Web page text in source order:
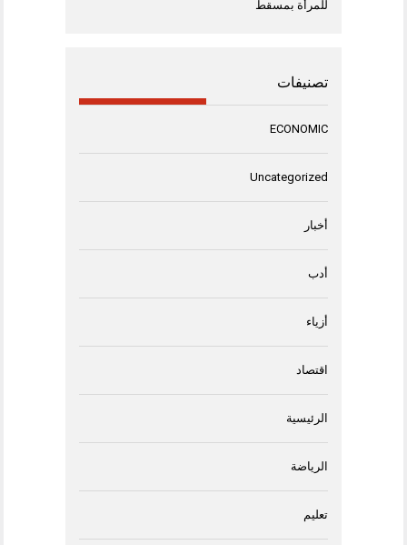
للمرأة بمسقط
تصنيفات
ECONOMIC
Uncategorized
أخبار
أدب
أزياء
اقتصاد
الرئيسية
الرياضة
تعليم